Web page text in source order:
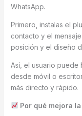
WhatsApp.
Primero, instalas el
contacto y el
posición y el diseño
Así, el usuario puede
desde móvil o
más directo y rápido.
Por qué mejora